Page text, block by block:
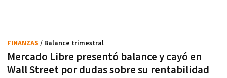
Mercado Libre presentó balance y cayó en
Wall Street por dudas sobre su rentabilidad
FINANZAS / Balance trimestral